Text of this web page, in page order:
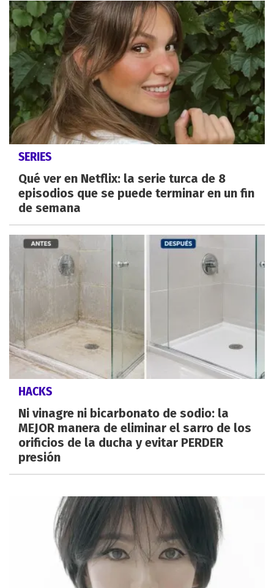
SERIES
Qué ver en Netflix: la serie turca de 8
episodios que se puede terminar en un fin
de semana
HACKS
Ni vinagre ni bicarbonato de sodio: la
MEJOR manera de eliminar el sarro de los
orificios de la ducha y evitar PERDER
presión